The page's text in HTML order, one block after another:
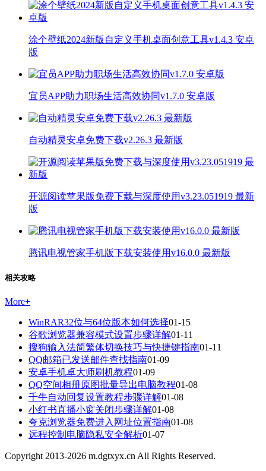
涂个壁纸2024新版自定义手机桌面创意工具v1.4.3 安卓
版
宜员APP助力职场生活高效协同v1.7.0 安卓版
自动精灵安卓免费下载v2.26.3 最新版
开源阅读苹果版免费下载与深度使用v3.23.051919 最新
版
腾讯电视管家手机版下载安装使用v16.0.0 最新版
相关攻略
More+
WinRAR32位与64位版本如何选择01-15
谷歌浏览器兼容模式设置步骤详解01-11
搜狗输入法简繁体切换技巧与快捷键指南01-11
QQ邮箱已发送邮件查找指南01-09
安卓手机卓大师刷机教程01-09
QQ空间相册原图批量导出电脑教程01-08
千牛自动回复设置教程步骤详解01-08
小红书直播小窗关闭步骤详解01-08
夸克浏览器免费进入网址位置指南01-08
远程控制电脑隐私安全解析01-07
Copyright 2013-2026 m.dgtxyx.cn All Rights Reserved.